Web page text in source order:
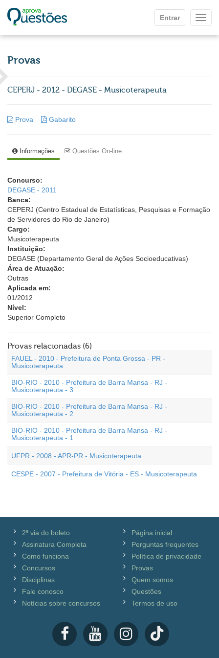
Entrar
Provas
CEPERJ - 2012 - DEGASE - Musicoterapeuta
Prova Gabarito
Informações Questões On-line
Concurso:
DEGASE - 2011
Banca:
CEPERJ (Centro Estadual de Estatísticas, Pesquisas e Formação
de Servidores do Rio de Janeiro)
Cargo:
Musicoterapeuta
Instituição:
DEGASE (Departamento Geral de Ações Socioeducativas)
Área de Atuação:
Outras
Aplicada em:
01/2012
Nível:
Superior Completo
Provas relacionadas (6)
FAUEL - 2010 - Prefeitura de Ponta Grossa - PR -
Musicoterapeuta
BIO-RIO - 2010 - Prefeitura de Barra Mansa - RJ -
Musicoterapeuta - 3
BIO-RIO - 2010 - Prefeitura de Barra Mansa - RJ -
Musicoterapeuta - 2
BIO-RIO - 2010 - Prefeitura de Barra Mansa - RJ -
Musicoterapeuta - 1
UFPR - 2008 - APR-PR - Musicoterapeuta
CESPE - 2007 - Prefeitura de Vitória - ES - Musicoterapeuta
2ª via do boleto
Assinatura Completa
Como funciona
Concursos
Disciplinas
Fale conosco
Notícias sobre concursos
Página inicial
Perguntas frequentes
Política de privacidade
Provas
Quem somos
Questões
Termos de uso